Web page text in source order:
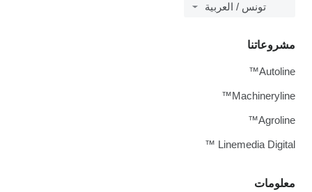
تونس / العربية
معلومات
مشروعاتنا
Autoline™
Machineryline™
Agroline™
Linemedia Digital ™